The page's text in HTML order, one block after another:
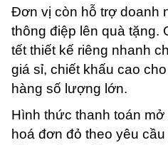
Đơn vị còn hỗ trợ doanh
thông điệp lên quà tặng.
tết thiết kế riêng nhanh
giá sỉ, chiết khấu cao
hàng số lượng lớn.
Hình thức thanh toán
hoá đơn đỏ theo yêu